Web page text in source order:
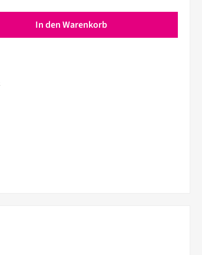
Wert ein oder benutze die Schaltflächen um die
In den Warenkorb